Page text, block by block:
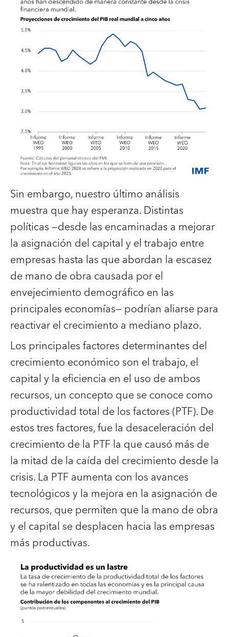
Sin embargo, nuestro último análisis
muestra que hay esperanza. Distintas
políticas —desde las encaminadas a mejorar
la asignación del capital y el trabajo entre
empresas hasta las que abordan la escasez
de mano de obra causada por el
envejecimiento demográfico en las
principales economías— podrían aliarse para
reactivar el crecimiento a mediano plazo.
Los principales factores determinantes del
crecimiento económico son el trabajo, el
capital y la eficiencia en el uso de ambos
recursos, un concepto que se conoce como
productividad total de los factores (PTF). De
estos tres factores, fue la desaceleración del
crecimiento de la PTF la que causó más de
la mitad de la caída del crecimiento desde la
crisis. La PTF aumenta con los avances
tecnológicos y la mejora en la asignación de
recursos, que permiten que la mano de obra
y el capital se desplacen hacia las empresas
más productivas.